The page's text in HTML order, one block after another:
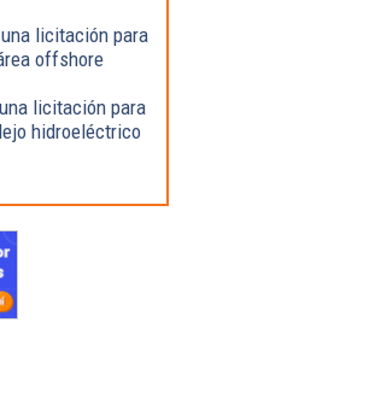
licitación para
offshore
licitación para
hidroeléctrico